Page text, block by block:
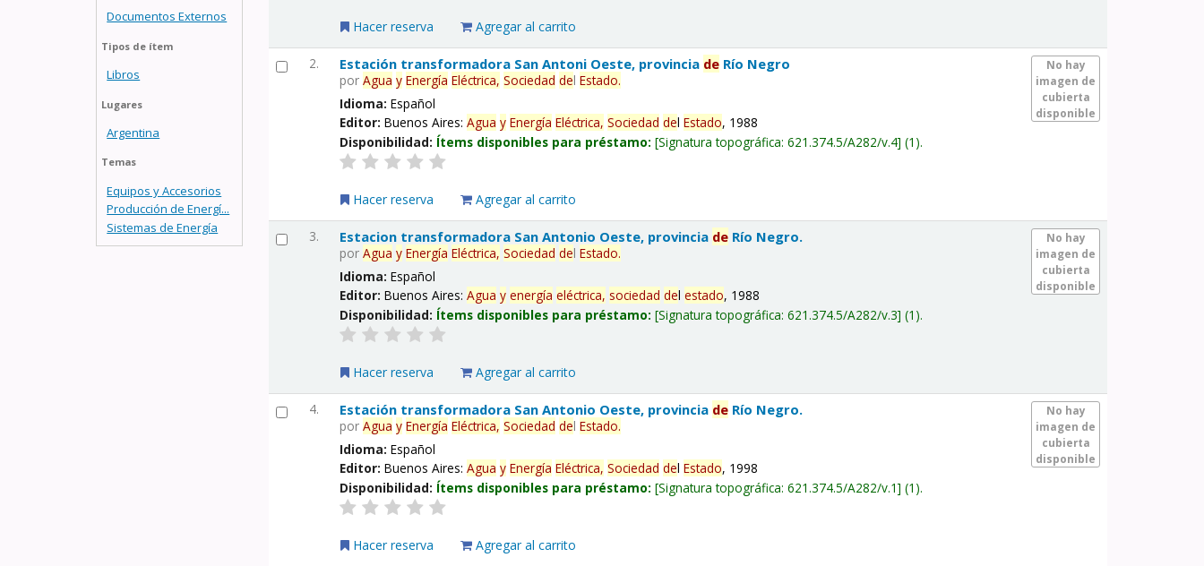
Documentos Externos
Tipos de ítem
Libros
Lugares
Argentina
Temas
Equipos y Accesorios
Producción de Energí...
Sistemas de Energía
Hacer reserva Agregar al carrito
2.
No hay
imagen de
cubierta
disponible
Estación transformadora San Antoni Oeste, provincia de Río Negro
porAgua y Energía Eléctrica, Sociedad delEstado.
Idioma:Español
Editor:Buenos Aires:Agua y Energía Eléctrica, Sociedad delEstado, 1988
Disponibilidad: Ítems disponibles para préstamo: Signatura topográfica:621.374.5/A282/v.4 (1).
Hacer reserva Agregar al carrito
3.
No hay
imagen de
cubierta
disponible
Estacion transformadora San Antonio Oeste, provincia de Río Negro.
porAgua y Energía Eléctrica, Sociedad delEstado.
Idioma:Español
Editor:Buenos Aires:Agua y energía eléctrica, sociedad delestado, 1988
Disponibilidad: Ítems disponibles para préstamo: Signatura topográfica:621.374.5/A282/v.3 (1).
Hacer reserva Agregar al carrito
4.
No hay
imagen de
cubierta
disponible
Estación transformadora San Antonio Oeste, provincia de Río Negro.
porAgua y Energía Eléctrica, Sociedad delEstado.
Idioma:Español
Editor:Buenos Aires:Agua y Energía Eléctrica, Sociedad delEstado, 1998
Disponibilidad: Ítems disponibles para préstamo: Signatura topográfica:621.374.5/A282/v.1 (1).
Hacer reserva Agregar al carrito